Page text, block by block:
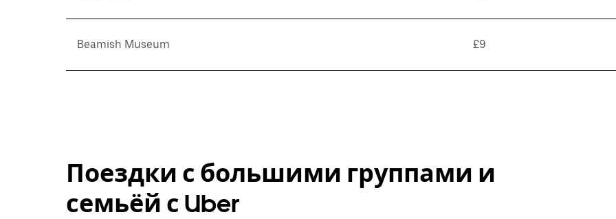
Beamish Museum £9
Поездки с большими группами и
семьёй с Uber